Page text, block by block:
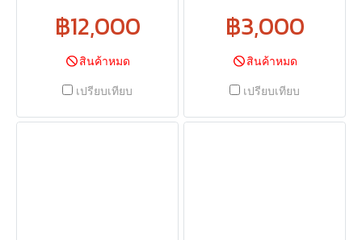
฿12,000
สินค้าหมด
เปรียบเทียบ
฿3,000
สินค้าหมด
เปรียบเทียบ